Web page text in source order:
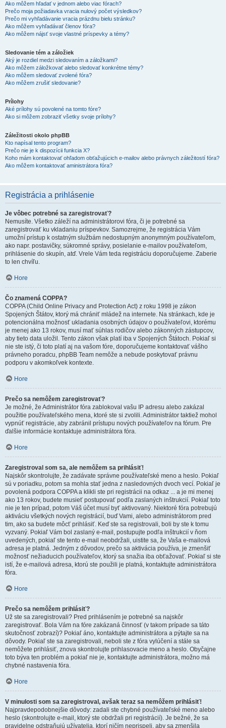
Ako môžem hľadať v jednom alebo viac fórach?
Prečo moja požiadavka vracia nulový počet výsledkov?
Prečo mi vyhľadávanie vracia prázdnu bielu stránku?
Ako môžem vyhľadávať členov fóra?
Ako môžem nájsť svoje vlastné príspevky a témy?
Sledovanie tém a záložiek
Aký je rozdiel medzi sledovaním a záložkami?
Ako môžem záložkovať alebo sledovať konkrétne témy?
Ako môžem sledovať zvolené fóra?
Ako môžem zrušiť sledovanie?
Prílohy
Aké prílohy sú povolené na tomto fóre?
Ako si môžem zobraziť všetky svoje prílohy?
Záležitosti okolo phpBB
Kto napísal tento program?
Prečo nie je k dispozícii funkcia X?
Koho mám kontaktovať ohľadom obťažujúcich e-mailov alebo právnych záležitostí fóra?
Ako môžem kontaktovať aministrátora fóra?
Registrácia a prihlásenie
Je vôbec potrebné sa zaregistrovať?
Nemusíte. Všetko záleží na administrátorovi fóra, či je potrebné sa
zaregistrovať ku vkladaniu príspevkov. Samozrejme, že registrácia Vám
umožní prístup k ostatným službám nedostupným anonymným používateľom,
ako napr. postavičky, súkromné správy, posielanie e-mailov používateľom,
prihlásenie do skupín, atď. Vrele Vám teda registráciu doporučujeme. Zaberie
to len chvíľu.
Hore
Čo znamená COPPA?
COPPA (Child Online Privacy and Protection Act) z roku 1998 je zákon
Spojených Štátov, ktorý má chrániť mládež na internete. Na stránkach, kde je
potencionálna možnosť ukladania osobných údajov o používateľovi, ktorému
je menej ako 13 rokov, musí mať súhlas rodičov alebo zákonných zástupcov,
aby tieto data uložil. Tento zákon však platí iba v Spojených Štátoch. Pokiaľ si
nie ste istý, či toto platí aj na vašom fóre, doporučujeme kontaktovať vášho
právneho poradcu, phpBB Team nemôže a nebude poskytovať právnu
podporu v akomkoľvek kontexte.
Hore
Prečo sa nemôžem zaregistrovať?
Je možné, že Administrátor fóra zablokoval vašu IP adresu alebo zakázal
použitie používateľského mena, ktoré ste si zvolili. Administrátor taktiež mohol
vypnúť registrácie, aby zabránil prístupu nových používateľov na fórum. Pre
ďalšie informácie kontaktuje administrátora fóra.
Hore
Zaregistroval som sa, ale nemôžem sa prihlásiť!
Najskôr skontrolujte, že zadávate správne používateľské meno a heslo. Pokiaľ
sú v poriadku, potom sa mohla stať jedna z nasledovných dvoch vecí. Pokiaľ je
povolená podpora COPPA a klikli ste pri registrácii na odkaz ... a je mi menej
ako 13 rokov, budete musieť postupovať podľa zaslaných inštrukcií. Pokiaľ toto
nie je ten prípad, potom Váš účet musí byť aktivovaný. Niektoré fóra potrebujú
aktiváciu všetkých nových registrácií, buď Vami, alebo administrátorom pred
tim, ako sa budete môcť prihlásiť. Keď ste sa registrovali, boli by ste k tomu
vyzvaný. Pokiaľ Vám bol zaslaný e-mail, postupujte podľa inštrukcií v ňom
uvedených, pokiaľ ste tento e-mail neobdržali, uistite sa, že Vaša e-mailová
adresa je platná. Jedným z dôvodov, prečo sa aktivácia používa, je zmenšiť
možnosť nežiaducich používateľov, ktorý sa snažia iba obťažovať. Pokiaľ si ste
istí, že e-mailová adresa, ktorú ste použili je platná, kontaktujte administrátora
fóra.
Hore
Prečo sa nemôžem prihlásiť?
Už ste sa zaregistrovali? Pred prihlásením je potrebné sa najskôr
zaregistrovať. Bola Vám na fóre zakázaná činnosť (v takom prípade sa táto
skutočnosť zobrazí)? Pokiaľ áno, kontaktujte administrátora a pýtajte sa na
dôvody. Pokiaľ ste sa zaregistrovali, neboli ste z fóra vylúčení a stále sa
nemôžete prihlásiť, znova skontrolujte prihlasovacie meno a heslo. Obyčajne
toto býva ten problém a pokiaľ nie je, kontaktujte administrátora, možno má
chybné nastavenia fóra.
Hore
V minulosti som sa zaregistroval, avšak teraz sa nemôžem prihlásiť!
Najpravdepodobnejšie dôvody: zadali ste chybné používateľské meno alebo
heslo (skontrolujte e-mail, ktorý ste obdržali pri registrácií). Je bežné, že sa
pravidelne odstraňujú užívatelia, ktorí ničím neprispeli, aby sa zmenšila